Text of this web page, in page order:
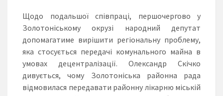
Щодо подальшої співпраці, першочергово у
Золотоніському окрузі народний депутат
допомагатиме вирішити регіональну проблему,
яка стосується передачі комунального майна в
умовах децентралізації. Олександр Скічко
дивується, чому Золотоніська районна рада
відмовилася передавати районну лікарню міській